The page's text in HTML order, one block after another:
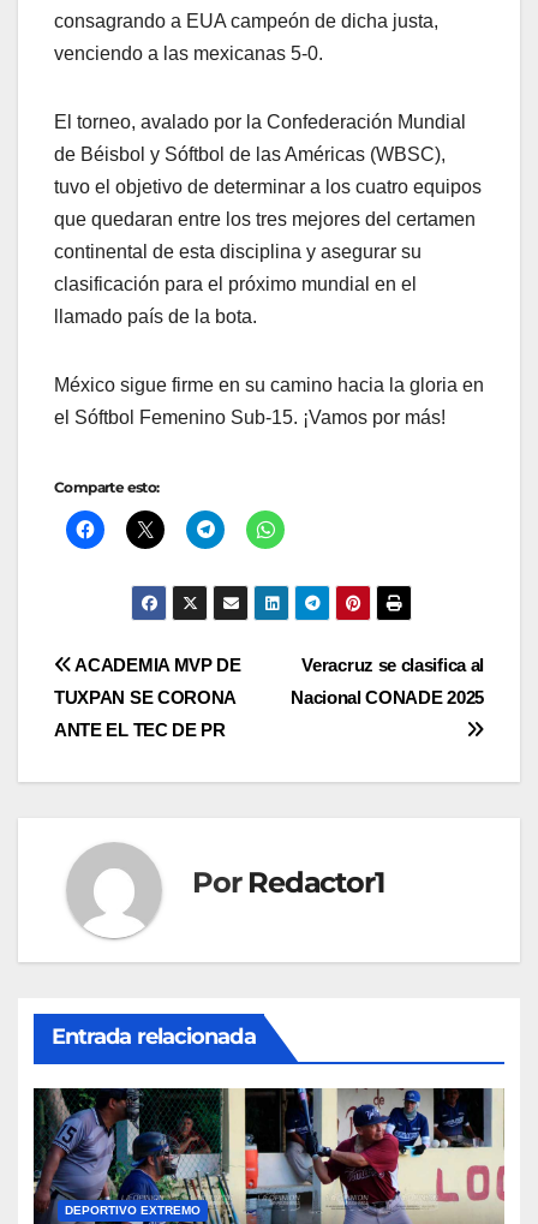
consagrando a EUA campeón de dicha justa,
venciendo a las mexicanas 5-0.
El torneo, avalado por la Confederación Mundial
de Béisbol y Sóftbol de las Américas (WBSC),
tuvo el objetivo de determinar a los cuatro equipos
que quedaran entre los tres mejores del certamen
continental de esta disciplina y asegurar su
clasificación para el próximo mundial en el
llamado país de la bota.
México sigue firme en su camino hacia la gloria en
el Sóftbol Femenino Sub-15. ¡Vamos por más!
Comparte esto:
Navegación
de
entradas
Veracruz se clasifica al
Nacional CONADE 2025
ACADEMIA MVP DE
TUXPAN SE CORONA
ANTE EL TEC DE PR
Por Redactor1
Entrada relacionada
DEPORTIVO EXTREMO